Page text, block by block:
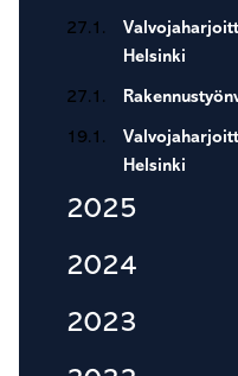
27.1.
Helsinki
27.1.
19.1.
Helsinki
2025
2024
2023